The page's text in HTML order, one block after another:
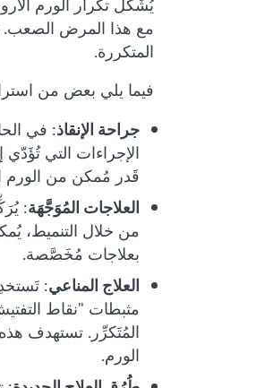
مع هذا المرض الصعب.
المتكررة.
فيما يلي بعض من
جراحة الإنقاذ: في
الإجراءات التي
قَدر مُمكن من الورم
العلاجات المُوَجَّهَة:
من خلال التنميط،
بعلاجات مُخَصَّصة.
العلاج المناعي:
مثبطات "نقاط
المُتَكرِّر. تستهدف هذه
الورم.